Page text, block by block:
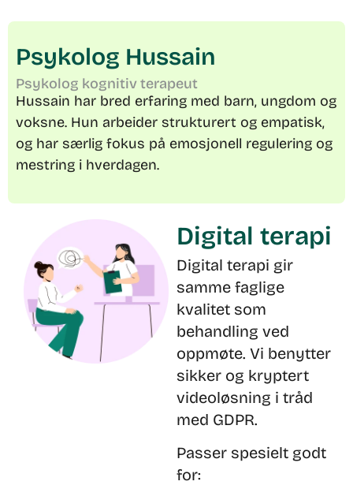
Psykolog Hussain
Psykolog kognitiv terapeut
Hussain har bred erfaring med barn, ungdom og
voksne. Hun arbeider strukturert og empatisk,
og har særlig fokus på emosjonell regulering og
mestring i hverdagen.
Digital terapi
Digital terapi gir
samme faglige
kvalitet som
behandling ved
oppmøte. Vi benytter
sikker og kryptert
videoløsning i tråd
med GDPR.
Passer spesielt godt
for: